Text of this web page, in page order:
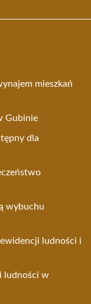
mieszkań
Gubinie
dla
wybuchu
ludności i
ludności w